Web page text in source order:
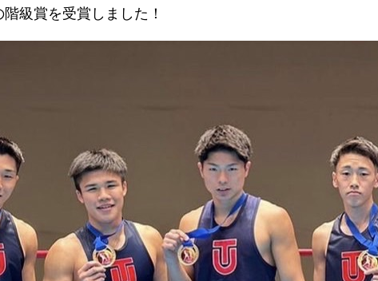
級賞を受賞しました！